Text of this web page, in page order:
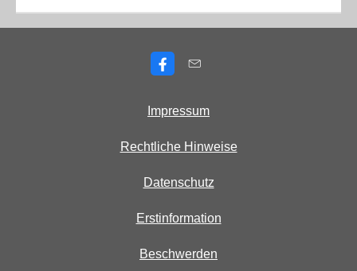
Impressum
Rechtliche Hinweise
Datenschutz
Erstinformation
Beschwerden